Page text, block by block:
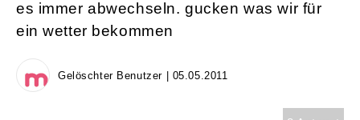
es immer abwechseln. gucken was wir für
ein wetter bekommen
Gelöschter Benutzer | 05.05.2011